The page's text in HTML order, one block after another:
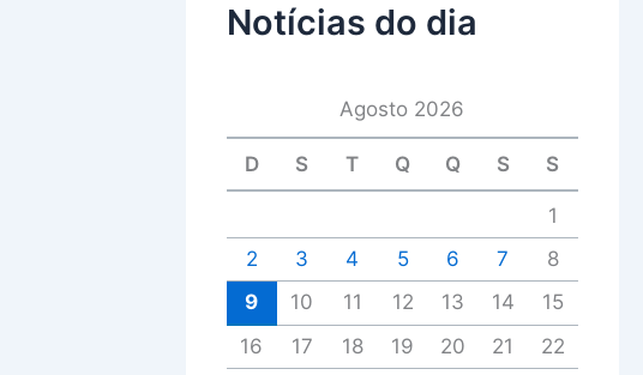
Notícias do dia
Agosto 2026
D S T Q Q S S
1
2
3 4 5 6 7
8
9
10 11 12 13 14
15
16
17 18 19 20 21
22